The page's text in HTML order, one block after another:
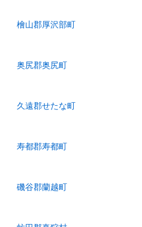
檜山郡厚沢部町
奥尻郡奥尻町
久遠郡せたな町
寿都郡寿都町
磯谷郡蘭越町